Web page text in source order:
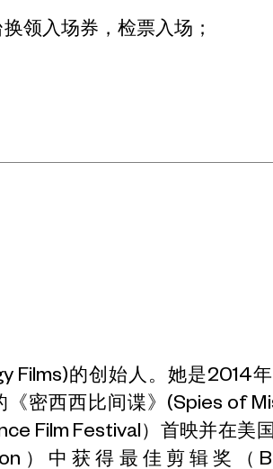
领入场券，检票入场；
Films)的创始人。她是2014
密西西比间谍》(Spies of
Film Festival）首映并在美
）中获得最佳剪辑奖（